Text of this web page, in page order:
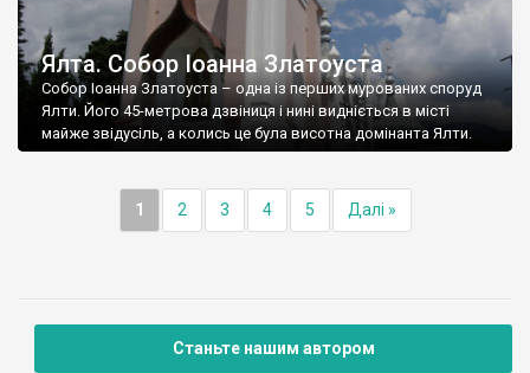
Ялта. Собор Іоанна Златоуста
Собор Іоанна Златоуста – одна із перших мурованих споруд
Ялти. Його 45-метрова дзвіниця і нині видніється в місті
майже звідусіль, а колись це була висотна домінанта Ялти.
1 2 3 4 5 Далі »
Станьте нашим автором